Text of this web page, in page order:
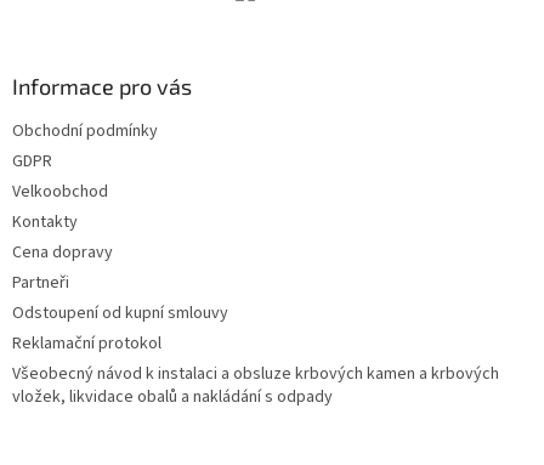
Informace pro vás
Obchodní podmínky
GDPR
Velkoobchod
Kontakty
Cena dopravy
Partneři
Odstoupení od kupní smlouvy
Reklamační protokol
Všeobecný návod k instalaci a obsluze krbových kamen a krbových
vložek, likvidace obalů a nakládání s odpady